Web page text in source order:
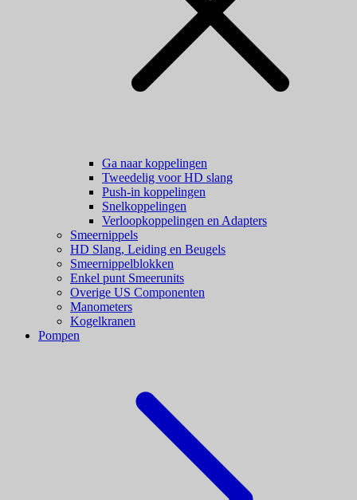
Ga naar koppelingen
Tweedelig voor HD slang
Push-in koppelingen
Snelkoppelingen
Verloopkoppelingen en Adapters
Smeernippels
HD Slang, Leiding en Beugels
Smeernippelblokken
Enkel punt Smeerunits
Overige US Componenten
Manometers
Kogelkranen
Pompen